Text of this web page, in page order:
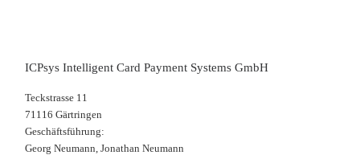
ICPsys Intelligent Card Payment Systems GmbH
Teckstrasse 11
71116 Gärtringen
Geschäftsführung:
Georg Neumann, Jonathan Neumann